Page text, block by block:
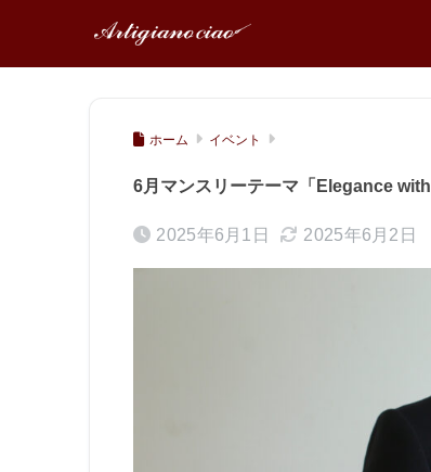
ホーム イベント
6月マンスリーテーマ「Elegance
2025年6月1日 2025年6月2日